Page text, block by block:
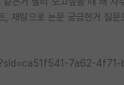
, 채팅으로 논문 궁금한거 질문
7a62-